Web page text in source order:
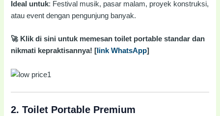
Ideal untuk: Festival musik, pasar malam, proyek konstruksi,
atau event dengan pengunjung banyak.
🚀 Klik di sini untuk memesan toilet portable standar dan
nikmati kepraktisannya! [ link WhatsApp]
2.Toilet Portable Premium